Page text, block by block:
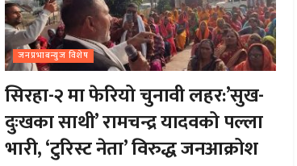
जनप्रभाबन्युज विशेष
सिरहा-२ मा फेरियो चुनावी लहर:’सुख-
दुःखका साथी’ रामचन्द्र यादवको पल्ला
भारी, ‘टुरिस्ट नेता’ विरुद्ध जनआक्रोश